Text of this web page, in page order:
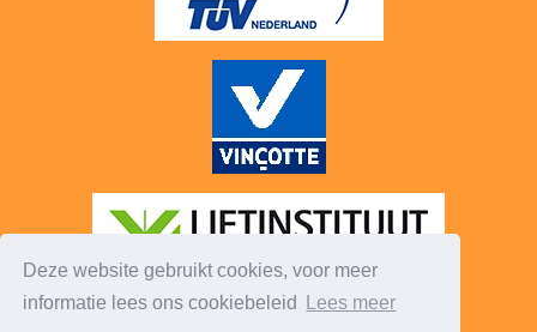
Deze website gebruikt cookies, voor meer
informatie lees ons cookiebeleid
Lees meer